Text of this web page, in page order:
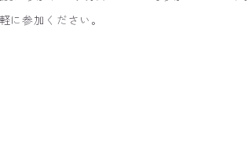
に参加ください。